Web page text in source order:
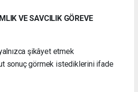
VE SAVCILIK GÖREVE
şikâyet etmek
sonuç görmek istediklerini ifade